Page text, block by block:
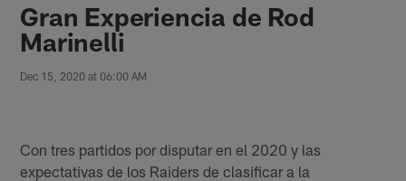
Gran Experiencia de Rod
Marinelli
Dec 15, 2020 at 06:00 AM
Con tres partidos por disputar en el 2020 y las
expectativas de los Raiders de clasificar a la